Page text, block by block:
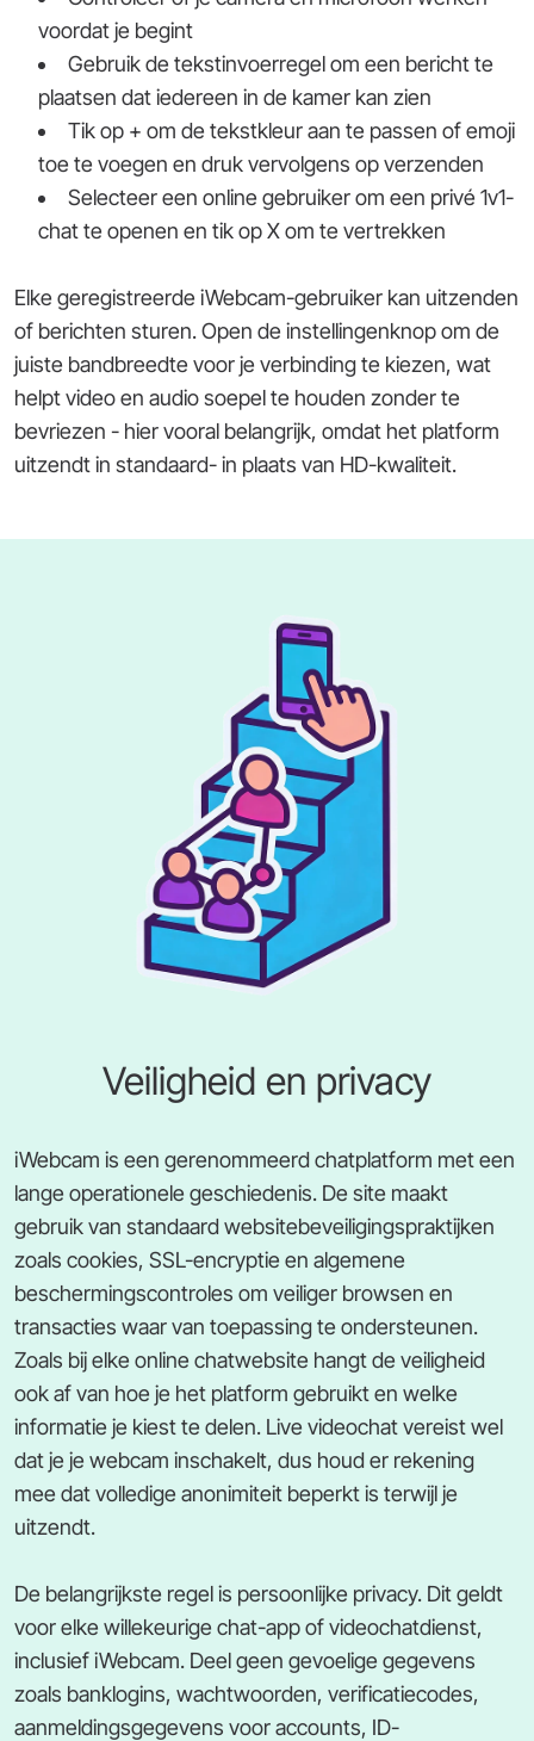
voordat je begint
Gebruik de tekstinvoerregel om een bericht te
plaatsen dat iedereen in de kamer kan zien
Tik op + om de tekstkleur aan te passen of emoji
toe te voegen en druk vervolgens op verzenden
Selecteer een online gebruiker om een privé 1v1-
chat te openen en tik op X om te vertrekken
Elke geregistreerde iWebcam-gebruiker kan uitzenden
of berichten sturen. Open de instellingenknop om de
juiste bandbreedte voor je verbinding te kiezen, wat
helpt video en audio soepel te houden zonder te
bevriezen - hier vooral belangrijk, omdat het platform
uitzendt in standaard- in plaats van HD-kwaliteit.
Veiligheid en privacy
iWebcam is een gerenommeerd chatplatform met een
lange operationele geschiedenis. De site maakt
gebruik van standaard websitebeveiligingspraktijken
zoals cookies, SSL-encryptie en algemene
beschermingscontroles om veiliger browsen en
transacties waar van toepassing te ondersteunen.
Zoals bij elke online chatwebsite hangt de veiligheid
ook af van hoe je het platform gebruikt en welke
informatie je kiest te delen. Live videochat vereist wel
dat je je webcam inschakelt, dus houd er rekening
mee dat volledige anonimiteit beperkt is terwijl je
uitzendt.
De belangrijkste regel is persoonlijke privacy. Dit geldt
voor elke willekeurige chat-app of videochatdienst,
inclusief iWebcam. Deel geen gevoelige gegevens
zoals banklogins, wachtwoorden, verificatiecodes,
aanmeldingsgegevens voor accounts, ID-